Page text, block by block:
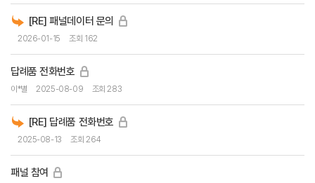
[RE] 패널데이터 문의
2026-01-15 조회 162
답례품 전화번호
이*별 2025-08-09 조회 283
[RE] 답례품 전화번호
2025-08-13 조회 264
패널 참여